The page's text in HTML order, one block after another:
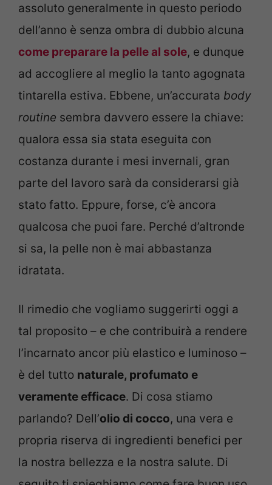
assoluto generalmente in questo periodo
dell’anno è senza ombra di dubbio alcuna
come preparare la pelle al sole, e dunque
ad accogliere al meglio la tanto agognata
tintarella estiva. Ebbene, un’accurata body
routine sembra davvero essere la chiave:
qualora essa sia stata eseguita con
costanza durante i mesi invernali, gran
parte del lavoro sarà da considerarsi già
stato fatto. Eppure, forse, c’è ancora
qualcosa che puoi fare. Perché d’altronde
si sa, la pelle non è mai abbastanza
idratata.
Il rimedio che vogliamo suggerirti oggi a
tal proposito – e che contribuirà a rendere
l’incarnato ancor più elastico e luminoso –
è del tutto naturale, profumato e
veramente efficace. Di cosa stiamo
parlando? Dell’olio di cocco, una vera e
propria riserva di ingredienti benefici per
la nostra bellezza e la nostra salute. Di